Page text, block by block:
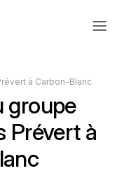
à Carbon-Blanc
groupe
Prévert à